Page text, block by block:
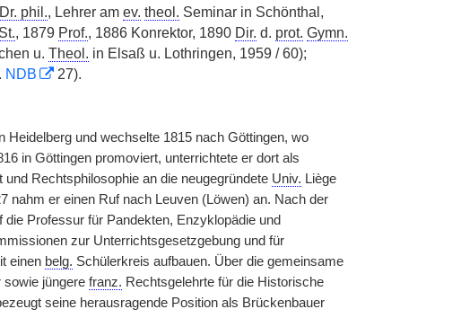
Dr. phil., Lehrer am ev. theol. Seminar in Schönthal,
St., 1879 Prof., 1886 Konrektor, 1890 Dir. d. prot. Gymn.
u. Theol. in Elsaß u. Lothringen, 1959 / 60);
NDB 27).
und wechselte 1815 nach Göttingen, wo
in Göttingen promoviert, unterrichtete er dort als
und Rechtsphilosophie an die neugegründete Univ. Liège
nahm er einen Ruf nach Leuven (Löwen) an. Nach der
die Professur für Pandekten, Enzyklopädie und
zur Unterrichtsgesetzgebung und für
einen belg. Schülerkreis aufbauen. Über die gemeinsame
sowie jüngere franz. Rechtsgelehrte für die Historische
seine herausragende Position als Brückenbauer